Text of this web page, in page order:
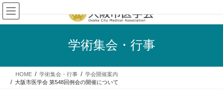
コ
ン
テ
ス
ナ
ビ
ゲ
ン
学術集会・行事
HOME 学術集会・行事
学会開催案内
大阪市医学会 第548回例会の開催について